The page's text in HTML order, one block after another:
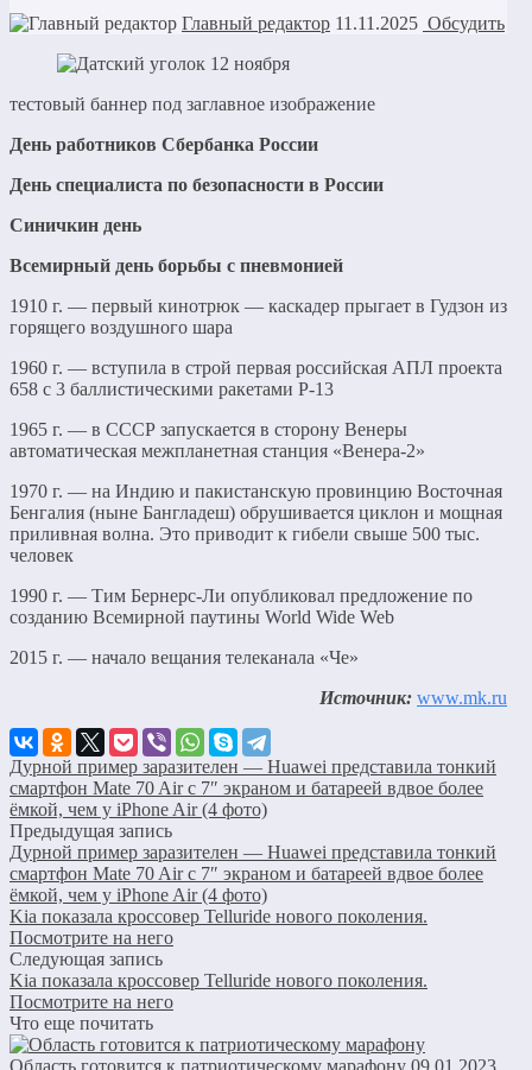
Главный редактор 11.11.2025 Обсудить
тестовый баннер под заглавное изображение
День работников Сбербанка России
День специалиста по безопасности в России
Синичкин день
Всемирный день борьбы с пневмонией
1910 г. — первый кинотрюк — каскадер прыгает в Гудзон из
горящего воздушного шара
1960 г. — вступила в строй первая российская АПЛ проекта
658 с 3 баллистическими ракетами Р-13
1965 г. — в СССР запускается в сторону Венеры
автоматическая межпланетная станция «Венера-2»
1970 г. — на Индию и пакистанскую провинцию Восточная
Бенгалия (ныне Бангладеш) обрушивается циклон и мощная
приливная волна. Это приводит к гибели свыше 500 тыс.
человек
1990 г. — Тим Бернерс-Ли опубликовал предложение по
созданию Всемирной паутины World Wide Web
2015 г. — начало вещания телеканала «Че»
Источник: www.mk.ru
Дурной пример заразителен — Huawei представила тонкий
смартфон Mate 70 Air с 7″ экраном и батареей вдвое более
ёмкой, чем у iPhone Air (4 фото)
Предыдущая запись
Дурной пример заразителен — Huawei представила тонкий
смартфон Mate 70 Air с 7″ экраном и батареей вдвое более
ёмкой, чем у iPhone Air (4 фото)
Kia показала кроссовер Telluride нового поколения.
Посмотрите на него
Следующая запись
Kia показала кроссовер Telluride нового поколения.
Посмотрите на него
Что еще почитать
Область готовится к патриотическому марафону 09.01.2023